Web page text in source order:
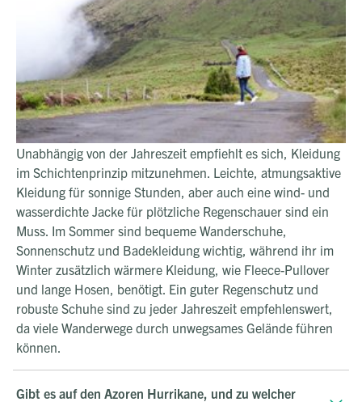
Unabhängig von der Jahreszeit empfiehlt es sich, Kleidung
im Schichtenprinzip mitzunehmen. Leichte, atmungsaktive
Kleidung für sonnige Stunden, aber auch eine wind- und
wasserdichte Jacke für plötzliche Regenschauer sind ein
Muss. Im Sommer sind bequeme Wanderschuhe,
Sonnenschutz und Badekleidung wichtig, während ihr im
Winter zusätzlich wärmere Kleidung, wie Fleece-Pullover
und lange Hosen, benötigt. Ein guter Regenschutz und
robuste Schuhe sind zu jeder Jahreszeit empfehlenswert,
da viele Wanderwege durch unwegsames Gelände führen
können.
Gibt es auf den Azoren Hurrikane, und zu welcher